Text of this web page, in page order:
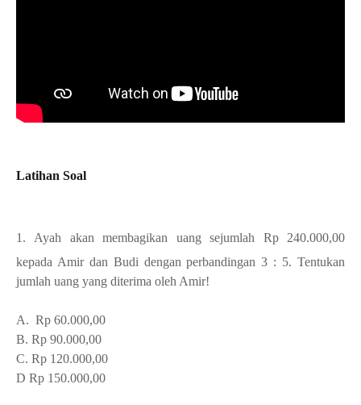
Latihan Soal
1. Ayah akan membagikan uang sejumlah Rp 240.000,00
kepada Amir dan Budi dengan perbandingan 3 : 5. Tentukan
jumlah uang yang diterima oleh Amir!
A. Rp 60.000,00
B. Rp 90.000,00
C. Rp 120.000,00
D Rp 150.000,00